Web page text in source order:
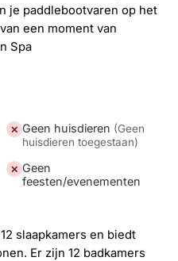
je paddlebootvaren op het
een moment van
Spa
✕ Geen huisdieren (Geen
huisdieren toegestaan)
✕ Geen
feesten/evenementen
slaapkamers en biedt
Er zijn 12 badkamers